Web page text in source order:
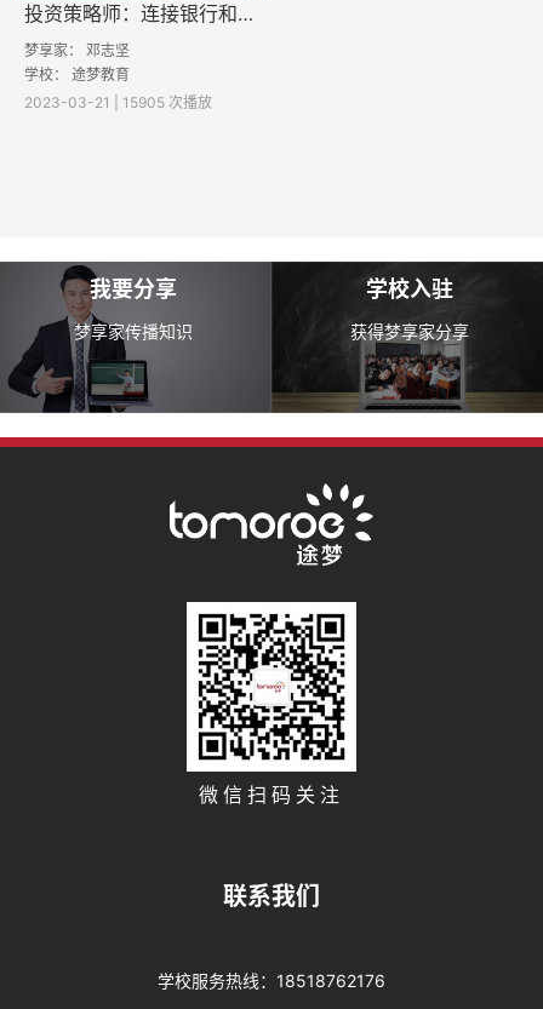
投资策略师：连接银行和投资者的桥梁
梦享家： 邓志坚
学校： 途梦教育
2023-03-21 | 15905 次播放
我要分享
梦享家传播知识
学校入驻
获得梦享家分享
微信扫码关注
联系我们
学校服务热线：18518762176